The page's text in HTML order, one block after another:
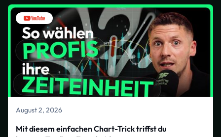
August 2, 2026
Mit diesem einfachen Chart-Trick triffst du